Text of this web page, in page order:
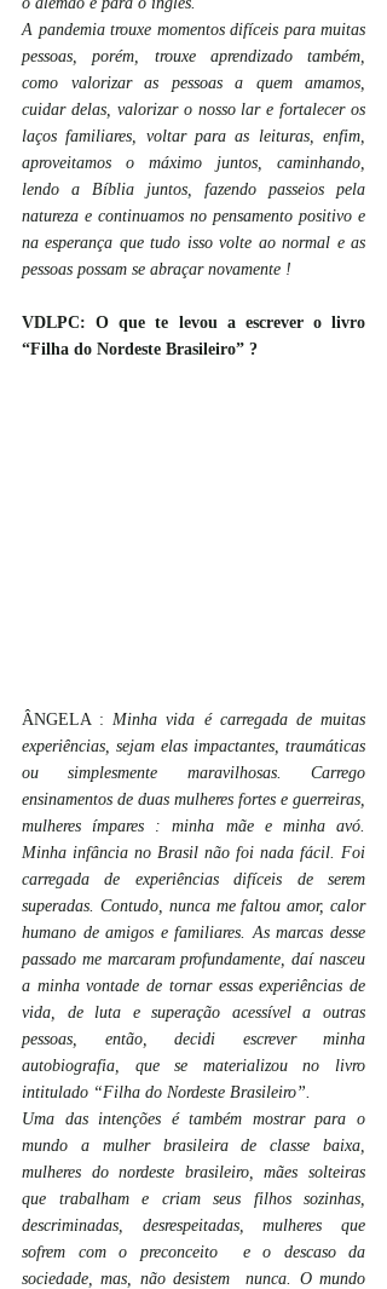
A pandemia trouxe momentos difíceis para muitas
pessoas, porém, trouxe aprendizado também,
como valorizar as pessoas a quem amamos,
cuidar delas, valorizar o nosso lar e fortalecer os
laços familiares, voltar para as leituras, enfim,
aproveitamos o máximo juntos, caminhando,
lendo a Bíblia juntos, fazendo passeios pela
natureza e continuamos no pensamento positivo e
na esperança que tudo isso volte ao normal e as
pessoas possam se abraçar novamente !
VDLPC: O que te levou a escrever o livro
“Filha do Nordeste Brasileiro” ?
ÂNGELA : Minha vida é carregada de muitas
experiências, sejam elas impactantes, traumáticas
ou simplesmente maravilhosas. Carrego
ensinamentos de duas mulheres fortes e guerreiras,
mulheres ímpares : minha mãe e minha avó.
Minha infância no Brasil não foi nada fácil. Foi
carregada de experiências difíceis de serem
superadas. Contudo, nunca me faltou amor, calor
humano de amigos e familiares. As marcas desse
passado me marcaram profundamente, daí nasceu
a minha vontade de tornar essas experiências de
vida, de luta e superação acessível a outras
pessoas, então, decidi escrever minha
autobiografia, que se materializou no livro
intitulado “Filha do Nordeste Brasileiro”.
Uma das intenções é também mostrar para o
mundo a mulher brasileira de classe baixa,
mulheres do nordeste brasileiro, mães solteiras
que trabalham e criam seus filhos sozinhas,
descriminadas, desrespeitadas, mulheres que
sofrem com o preconceito  e o descaso da
sociedade, mas, não desistem  nunca. O mundo